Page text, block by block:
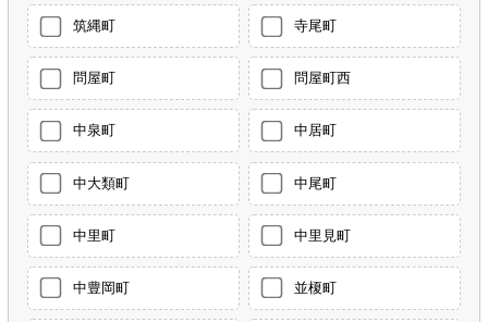
筑縄町 寺尾町
問屋町 問屋町西
中泉町 中居町
中大類町 中尾町
中里町 中里見町
中豊岡町 並榎町